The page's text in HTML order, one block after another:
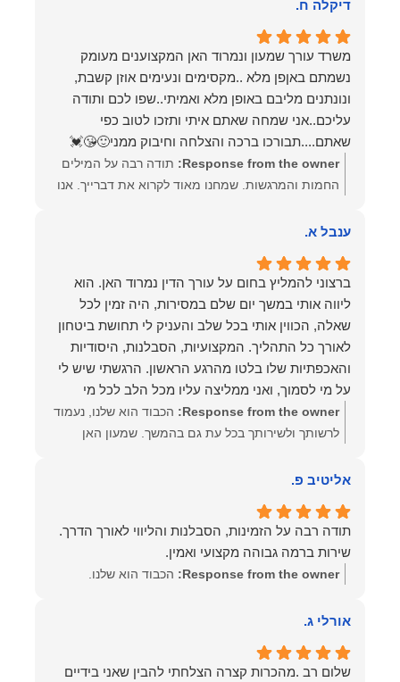
דיקלה ח.
משרד עורך שמעון ונמרוד האן המקצוענים מעומק
נשמתם באןפן מלא ..מקסימים ונעימים אוזן קשבת,
ונונתנים מליבם באופן מלא ואמיתי..שפו לכם ותודה
עליכם..אני שמחה שאתם איתי ותזכו לטוב כפי
שאתם....תבורכו ברכה והצלחה וחיבוק ממני🙂😘💓
Response from the owner:
תודה רבה על המילים
החמות והמרגשות. שמחנו מאוד לקרוא את דברייך. אנו
וללוות אותך במסירות. מאחלים לך מכל הלב הרבה
דין ונוטריון
ענבל א.
ברצוני להמליץ בחום על עורך הדין נמרוד האן. הוא
ליווה אותי במשך יום שלם במסירות, היה זמין לכל
שאלה, הכווין אותי בכל שלב והעניק לי תחושת ביטחון
לאורך כל התהליך. המקצועיות, הסבלנות, היסודיות
והאכפתיות שלו בלטו מהרגע הראשון. הרגשתי שיש לי
על מי לסמוך, ואני ממליצה עליו מכל הלב לכל מי
שמחפש עורך דין מקצועי, אמין ומסור.
Response from the owner:
הכבוד הוא שלנו, נעמוד
לרשותך ולשירותך בכל עת גם בהמשך. שמעון האן
אליטיב פ.
שירות ברמה גבוהה מקצועי ואמין.
Response from the owner: הכבוד הוא שלנו.
אורלי ג.
שלום רב .מהכרות קצרה הצלחתי להבין שאני בידיים